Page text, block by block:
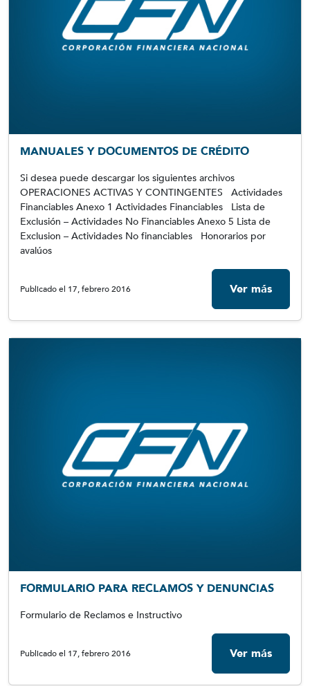
MANUALES Y DOCUMENTOS DE CRÉDITO
Si desea puede descargar los siguientes archivos
OPERACIONES ACTIVAS Y CONTINGENTES Actividades
Financiables Anexo 1 Actividades Financiables Lista de
Exclusión – Actividades No Financiables Anexo 5 Lista de
Exclusion – Actividades No financiables Honorarios por
avalúos
Publicado el 17, febrero 2016 Ver más
FORMULARIO PARA RECLAMOS Y DENUNCIAS
Formulario de Reclamos e Instructivo
Publicado el 17, febrero 2016 Ver más